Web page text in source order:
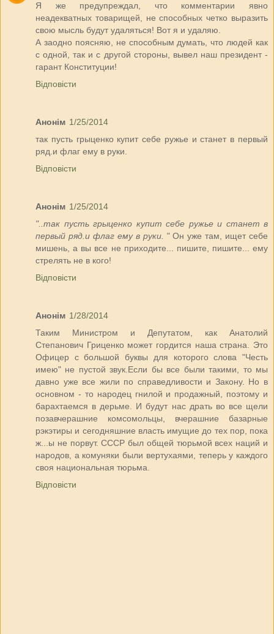
Я же предупреждал, что комментарии явно
неадекватных товарищей, не способных четко выразить
свою мысль будут удаляться! Вот я и удаляю.
А заодно поясняю, не способным думать, что людей как
с одной, так и с другой стороны, вывел наш президент -
гарант Конституции!
Відповісти
Анонім 1/25/2014
так пусть грыценко купит себе ружье и станет в первый
ряд.и флаг ему в руки.
Відповісти
Анонім 1/25/2014
"..так пусть грыценко купит себе ружье и станет в
первый ряд.и флаг ему в руки. "Он уже там, ищет себе
мишень, а вы все не приходите... пишите, пишите... ему
стрелять не в кого!
Відповісти
Анонім 1/28/2014
Таким Министром и Депутатом, как Анатолий
Степанович Гриценко может гордится наша страна. Это
Офицер с большой буквы для которого слова "Честь
имею" не пустой звук.Если бы все были такими, то мы
давно уже все жили по справедливости и Закону. Но в
основном - то народец гнилой и продажный, поэтому и
барахтаемся в дерьме. И будут нас драть во все щели
позавчерашние комсомольцы, вчерашние базарные
рэкэтиры и сегодняшние власть имущие до тех пор, пока
ж...ы не порвут. СССР был общей тюрьмой всех наций и
народов, а комуняки были вертухаями, теперь у каждого
своя национальная тюрьма.
Відповісти